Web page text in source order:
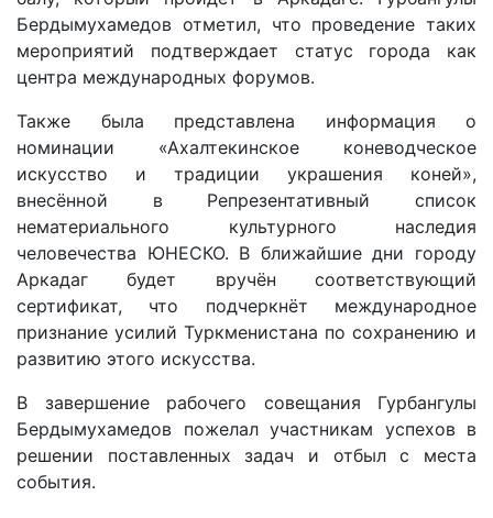
Бердымухамедов отметил, что проведение таких
мероприятий подтверждает статус города как
центра международных форумов.
Также была представлена информация о
номинации «Ахалтекинское коневодческое
искусство и традиции украшения коней»,
внесённой в Репрезентативный список
нематериального культурного наследия
человечества ЮНЕСКО. В ближайшие дни городу
Аркадаг будет вручён соответствующий
сертификат, что подчеркнёт международное
признание усилий Туркменистана по сохранению и
развитию этого искусства.
В завершение рабочего совещания Гурбангулы
Бердымухамедов пожелал участникам успехов в
решении поставленных задач и отбыл с места
события.